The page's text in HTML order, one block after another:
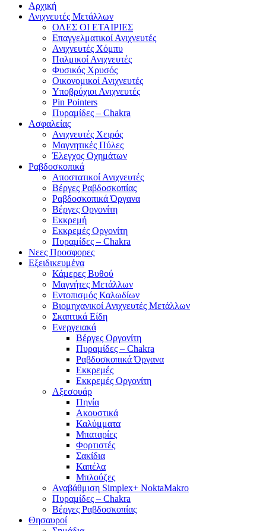
Αρχική
Ανιχνευτές Μετάλλων
ΟΛΕΣ ΟΙ ΕΤΑΙΡΙΕΣ
Επαγγελματικοί Ανιχνευτές
Ανιχνευτές Χόμπυ
Παλμικοί Ανιχνευτές
Φυσικός Χρυσός
Οικονομικοί Ανιχνευτές
Υποβρύχιοι Ανιχνευτές
Pin Pointers
Πυραμίδες – Chakra
Ασφαλείας
Ανιχνευτές Χειρός
Μαγνητικές Πύλες
Έλεγχος Οχημάτων
Ραβδοσκοπικά
Αποστατικοί Ανιχνευτές
Βέργες Ραβδοσκοπίας
Ραβδοσκοπικά Όργανα
Βέργες Οργονίτη
Εκκρεμή
Εκκρεμές Οργονίτη
Πυραμίδες – Chakra
Νεες Προσφορες
Εξειδικευμένα
Κάμερες Βυθού
Μαγνήτες Μετάλλων
Εντοπισμός Καλωδίων
Βιομηχανικοί Ανιχνευτές Μετάλλων
Σκαπτικά Είδη
Ενεργειακά
Βέργες Οργονίτη
Πυραμίδες – Chakra
Ραβδοσκοπικά Όργανα
Εκκρεμές
Εκκρεμές Οργονίτη
Αξεσουάρ
Πηνία
Ακουστικά
Καλύμματα
Μπαταρίες
Φορτιστές
Σακίδια
Καπέλα
Μπλούζες
Αναβάθμιση Simplex+ NoktaMakro
Πυραμίδες – Chakra
Βέργες Ραβδοσκοπίας
Θησαυροί